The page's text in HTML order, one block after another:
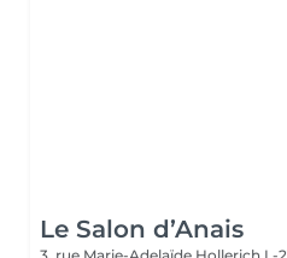
Le Salon d’Anais